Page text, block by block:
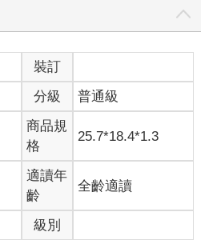
裝訂
分級 普通級
商品規
格
25.7*18.4*1.3
適讀年
齡
全齡適讀
級別